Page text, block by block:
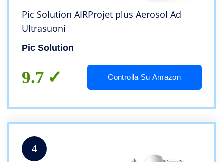
Pic Solution AIRProjet plus Aerosol Ad
Ultrasuoni
Pic Solution
9.7 Controlla Su Amazon
4